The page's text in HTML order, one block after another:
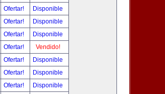
Ofertar!
Disponible
Ofertar!
Disponible
Ofertar!
Disponible
Ofertar!
Vendido!
Ofertar!
Disponible
Ofertar!
Disponible
Ofertar!
Disponible